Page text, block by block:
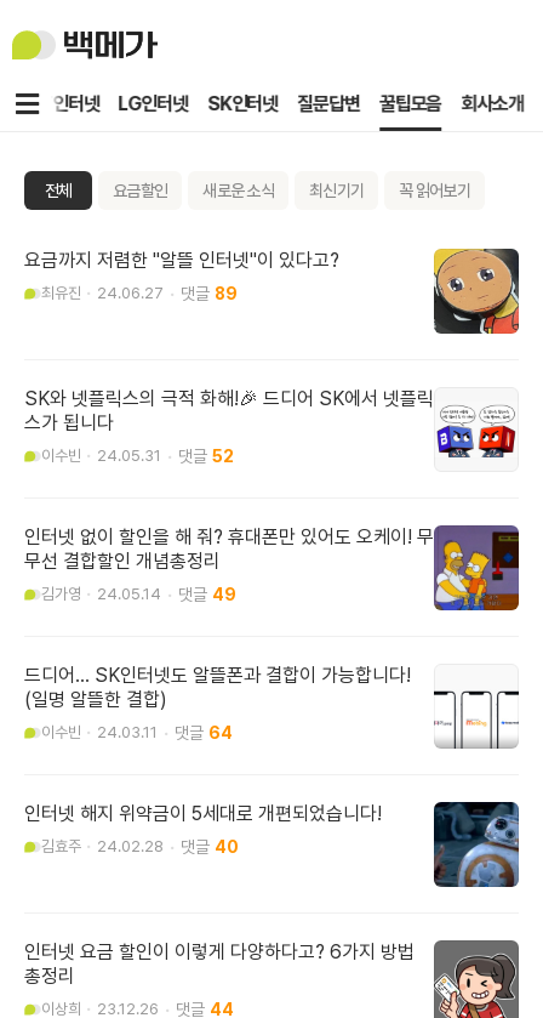
백
메
KT인터넷 LG인터넷 SK인터넷 질문답변 꿀팁모음 회사소개
메
전체 요금할인 새로운 소식 최신기기 꼭 읽어보기
요금까지 저렴한 "알뜰 인터넷"이 있다고?
최유진 24.06.27 89
SK와 넷플릭스의 극적 화해!🎉 드디어 SK에서 넷플릭
스가 됩니다
이수빈 24.05.31 52
인터넷 없이 할인을 해 줘? 휴대폰만 있어도 오케이! 무
무선 결합할인 개념총정리
김가영 24.05.14 49
드디어... SK인터넷도 알뜰폰과 결합이 가능합니다!
(일명 알뜰한 결합)
이수빈 24.03.11 64
인터넷 해지 위약금이 5세대로 개편되었습니다!
김효주 24.02.28 40
인터넷 요금 할인이 이렇게 다양하다고? 6가지 방법
총정리
이상희 23.12.26 44